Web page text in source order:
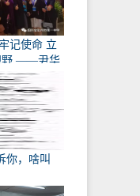
记使命 立
野 ——尹华
分成员参
你，啥叫